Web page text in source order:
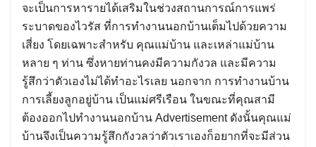
จะเป็นการหารายได้เสริมในช่วงสถานการณ์การแพร่
ระบาดของไวรัส ที่การทำงานนอกบ้านเต็มไปด้วยความ
เสี่ยง โดยเฉพาะสำหรับ คุณแม่บ้าน และเหล่าแม่บ้าน
หลาย ๆ ท่าน ซึ่งหายท่านคงมีความกังวล และมีความ
รู้สึกว่าตัวเองไม่ได้ทำอะไรเลย นอกจาก การทำงานบ้าน
การเลี้ยงลูกอยู่บ้าน เป็นแม่ศรีเรือน ในขณะที่คุณสามี
ต้องออกไปทำงานนอกบ้าน Advertisement ดังนั้นคุณแม่
บ้านจึงเป็นความรู้สึกกังวลว่าตัวเราเองก็อยากที่จะมีส่วน